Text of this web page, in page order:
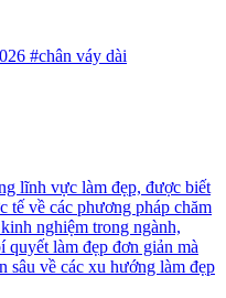
#chân váy dài
lĩnh vực làm đẹp, được biết
tế về các phương pháp chăm
nghiệm trong ngành,
làm đẹp đơn giản mà
sâu về các xu hướng làm đẹp